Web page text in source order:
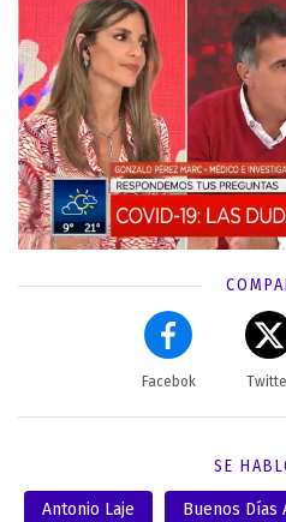
Facebok
SE
Antonio Laje Buenos Días